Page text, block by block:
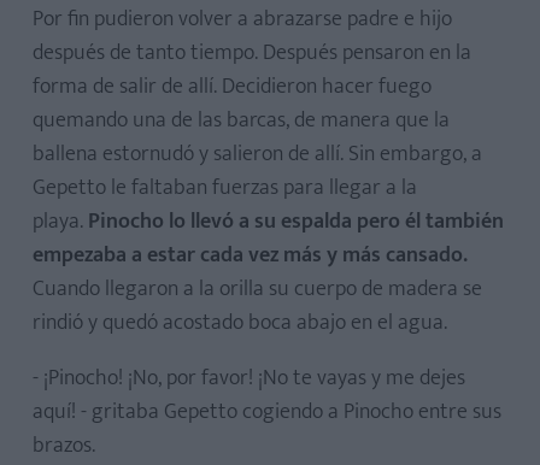
Por fin pudieron volver a abrazarse padre e hijo
después de tanto tiempo. Después pensaron en la
forma de salir de allí. Decidieron hacer fuego
quemando una de las barcas, de manera que la
ballena estornudó y salieron de allí. Sin embargo, a
Gepetto le faltaban fuerzas para llegar a la
playa. Pinocho lo llevó a su espalda pero él también
empezaba a estar cada vez más y más cansado.
Cuando llegaron a la orilla su cuerpo de madera se
rindió y quedó acostado boca abajo en el agua.
- ¡Pinocho! ¡No, por favor! ¡No te vayas y me dejes
aquí! - gritaba Gepetto cogiendo a Pinocho entre sus
brazos.